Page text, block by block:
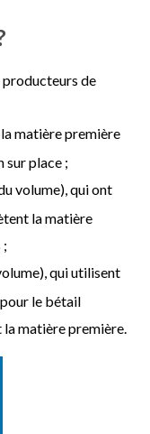
de
matière première
place ;
volume), qui ont
la matière
qui utilisent
le bétail
la matière première.